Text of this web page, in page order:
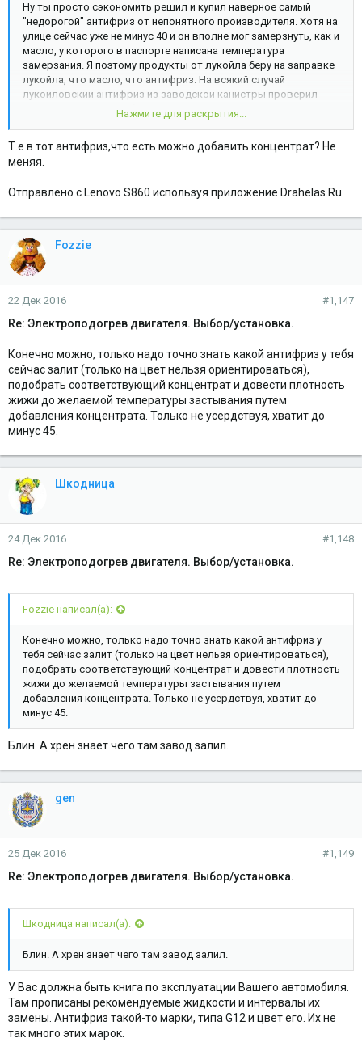
Ну ты просто сэкономить решил и купил наверное самый
"недорогой" антифриз от непонятного производителя. Хотя на
улице сейчас уже не минус 40 и он вполне мог замерзнуть, как и
масло, у которого в паспорте написана температура
замерзания. Я поэтому продукты от лукойла беру на заправке
лукойла, что масло, что антифриз. На всякий случай
лукойловский антифриз из заводской канистры проверил
ареометром (автомобильный со шкалой в градусах) - получил
ровно минус 40. Добавил немного соответствующего
концентрата (чтобы минус 50 получилось) и залил в систему
охлаждения.
Нажмите для раскрытия...
Т.е в тот антифриз,что есть можно добавить концентрат? Не
меняя.
Отправлено с Lenovo S860 используя приложение Drahelas.Ru
Fozzie
22 Дек 2016 #1,147
Re: Электроподогрев двигателя. Выбор/установка.
Конечно можно, только надо точно знать какой антифриз у тебя
сейчас залит (только на цвет нельзя ориентироваться),
подобрать соответствующий концентрат и довести плотность
жижи до желаемой температуры застывания путем
добавления концентрата. Только не усердствуя, хватит до
минус 45.
Шкодница
24 Дек 2016 #1,148
Re: Электроподогрев двигателя. Выбор/установка.
Fozzie написал(а):
Конечно можно, только надо точно знать какой антифриз у
тебя сейчас залит (только на цвет нельзя ориентироваться),
подобрать соответствующий концентрат и довести плотность
жижи до желаемой температуры застывания путем
добавления концентрата. Только не усердствуя, хватит до
минус 45.
Блин. А хрен знает чего там завод залил.
gen
25 Дек 2016 #1,149
Re: Электроподогрев двигателя. Выбор/установка.
Шкодница написал(а):
Блин. А хрен знает чего там завод залил.
У Вас должна быть книга по эксплуатации Вашего автомобиля.
Там прописаны рекомендуемые жидкости и интервалы их
замены. Антифриз такой-то марки, типа G12 и цвет его. Их не
так много этих марок.